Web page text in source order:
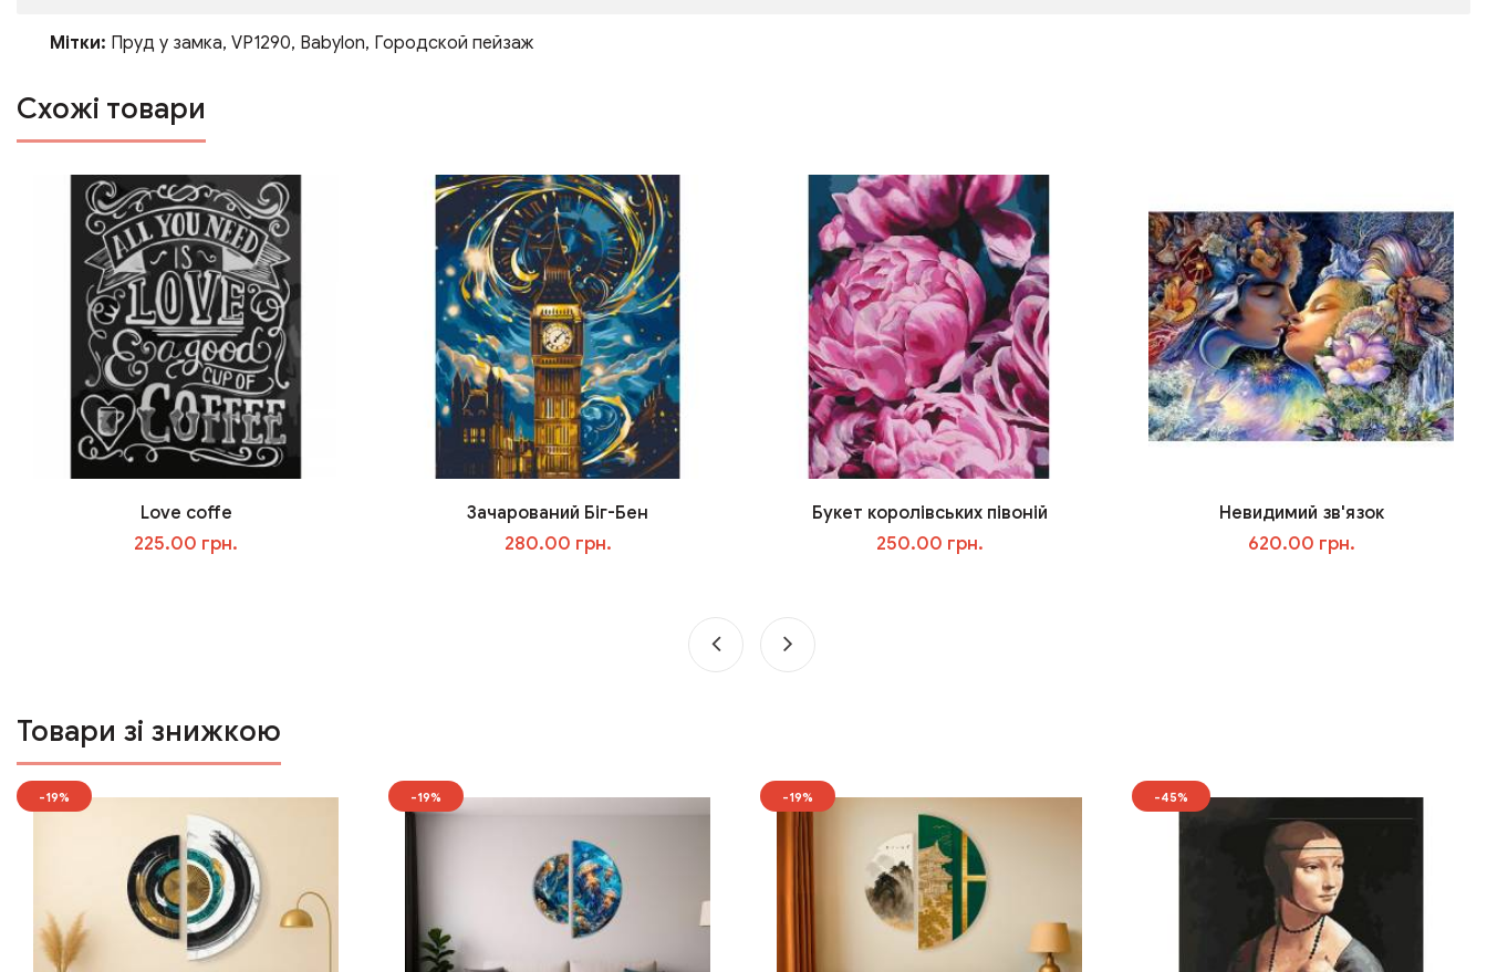
Мітки: Пруд у замка, VP1290, Babylon, Городской пейзаж
Схожі товари
Love coffe
225.00 грн.
Зачарований Біг-Бен
280.00 грн.
Букет королівських півоній
250.00 грн.
Невидимий зв'язок
620.00 грн.
Товари зі знижкою
-19% -19% -19% -45%